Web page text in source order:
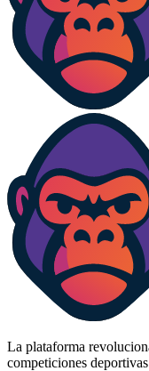
La plataforma
competiciones